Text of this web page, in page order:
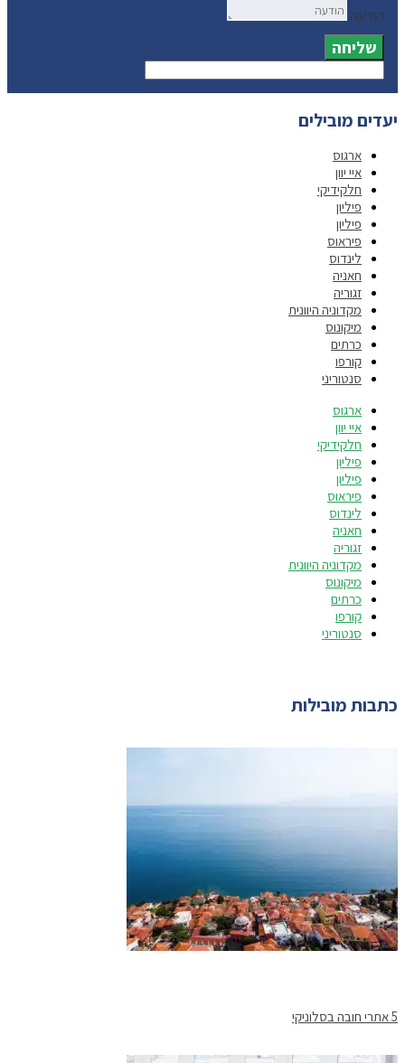
הודעה
שליחה
יעדים מובילים
ארגוס
איי יוון
חלקידיקי
פיליון
פיליון
פיראוס
לינדוס
חאניה
זגוריה
מקדוניה היוונית
מיקונוס
כרתים
קורפו
סנטוריני
ארגוס
איי יוון
חלקידיקי
פיליון
פיליון
פיראוס
לינדוס
חאניה
זגוריה
מקדוניה היוונית
מיקונוס
כרתים
קורפו
סנטוריני
כתבות מובילות
5 אתרי חובה בסלוניקי